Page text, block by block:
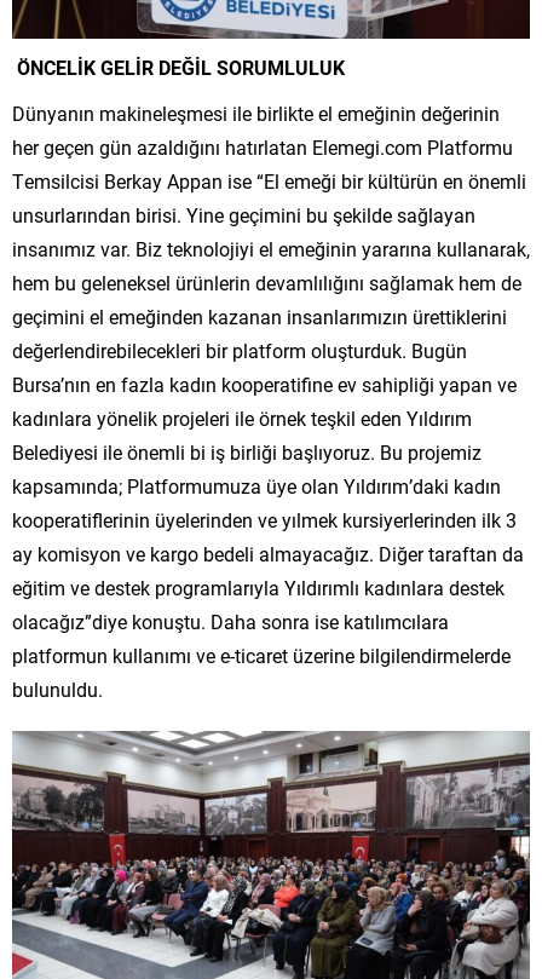
ÖNCELİK GELİR DEĞİL SORUMLULUK
Dünyanın makineleşmesi ile birlikte el emeğinin değerinin
her geçen gün azaldığını hatırlatan Elemegi.com Platformu
Temsilcisi Berkay Appan ise “El emeği bir kültürün en önemli
unsurlarından birisi. Yine geçimini bu şekilde sağlayan
insanımız var. Biz teknolojiyi el emeğinin yararına kullanarak,
hem bu geleneksel ürünlerin devamlılığını sağlamak hem de
geçimini el emeğinden kazanan insanlarımızın ürettiklerini
değerlendirebilecekleri bir platform oluşturduk. Bugün
Bursa’nın en fazla kadın kooperatifine ev sahipliği yapan ve
kadınlara yönelik projeleri ile örnek teşkil eden Yıldırım
Belediyesi ile önemli bi iş birliği başlıyoruz. Bu projemiz
kapsamında; Platformumuza üye olan Yıldırım’daki kadın
kooperatiflerinin üyelerinden ve yılmek kursiyerlerinden ilk 3
ay komisyon ve kargo bedeli almayacağız. Diğer taraftan da
eğitim ve destek programlarıyla Yıldırımlı kadınlara destek
olacağız”diye konuştu. Daha sonra ise katılımcılara
platformun kullanımı ve e-ticaret üzerine bilgilendirmelerde
bulunuldu.